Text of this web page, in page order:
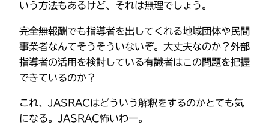
いう方法もあるけど、それは無理でしょう。
完全無報酬でも指導者を出してくれる地域団体や民間
事業者なんてそうそういないぞ。大丈夫なのか？外部
指導者の活用を検討している有識者はこの問題を把握
できているのか？
これ、JASRACはどういう解釈をするのかとても気
になる。JASRAC怖いわー。